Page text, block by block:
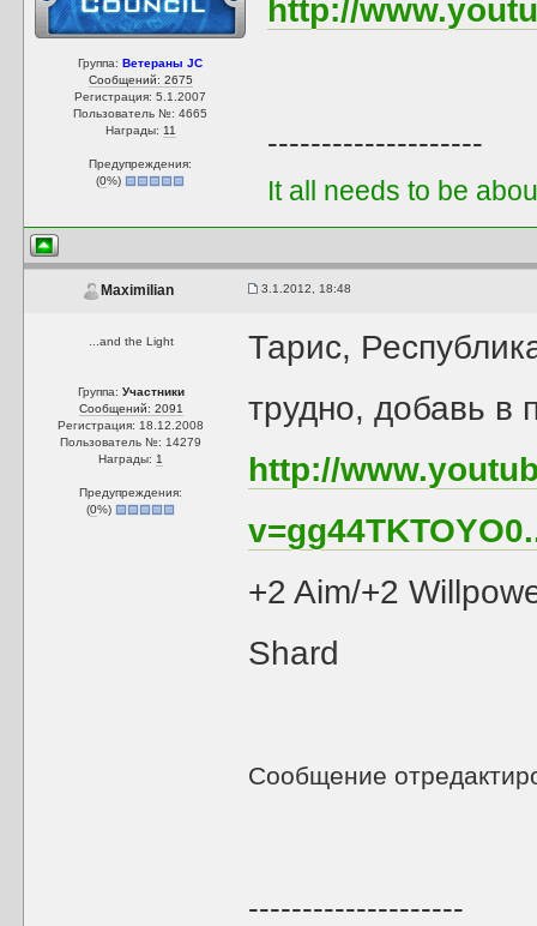
Группа:Ветераны JC
Сообщений: 2675
Регистрация: 5.1.2007
Пользователь №: 4665
Награды: 11
Предупреждения:
(0%)
http://
--------------------
It all needs to be
Maximilian 3.1.2012, 18:48
...and the Light
Группа: Участники
Сообщений: 2091
Регистрация: 18.12.2008
Пользователь №: 14279
Награды: 1
Предупреждения:
(0%)
Тарис,
трудно, добавь в
http://
+2 Aim/+2
Shard
Сообщение
--------------------